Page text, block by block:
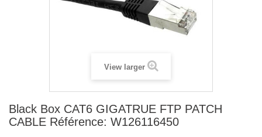
View larger
Black Box CAT6 GIGATRUE FTP PATCH
CABLE Référence: W126116450